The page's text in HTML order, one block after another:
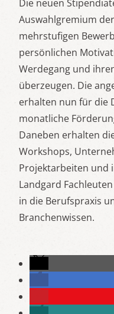
Die neuen
Auswahlgremium
mehrstufigen
persönlichen
Werdegang und
überzeugen. Die
erhalten nun für die
monatliche
Daneben erhalten
Workshops,
Projektarbeiten und
Landgard
in die Berufspraxis
Branchenwissen.